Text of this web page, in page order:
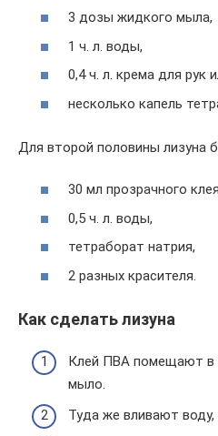
3 дозы жидкого мыла,
1 ч. л. воды,
0,4 ч. л. крема для рук
несколько капель
Для второй половины лизуна
30 мл прозрачного
0,5 ч. л. воды,
тетраборат натрия,
2 разных красителя.
Как сделать лизуна
Клей ПВА помещают в
мыло.
Туда же вливают воду,